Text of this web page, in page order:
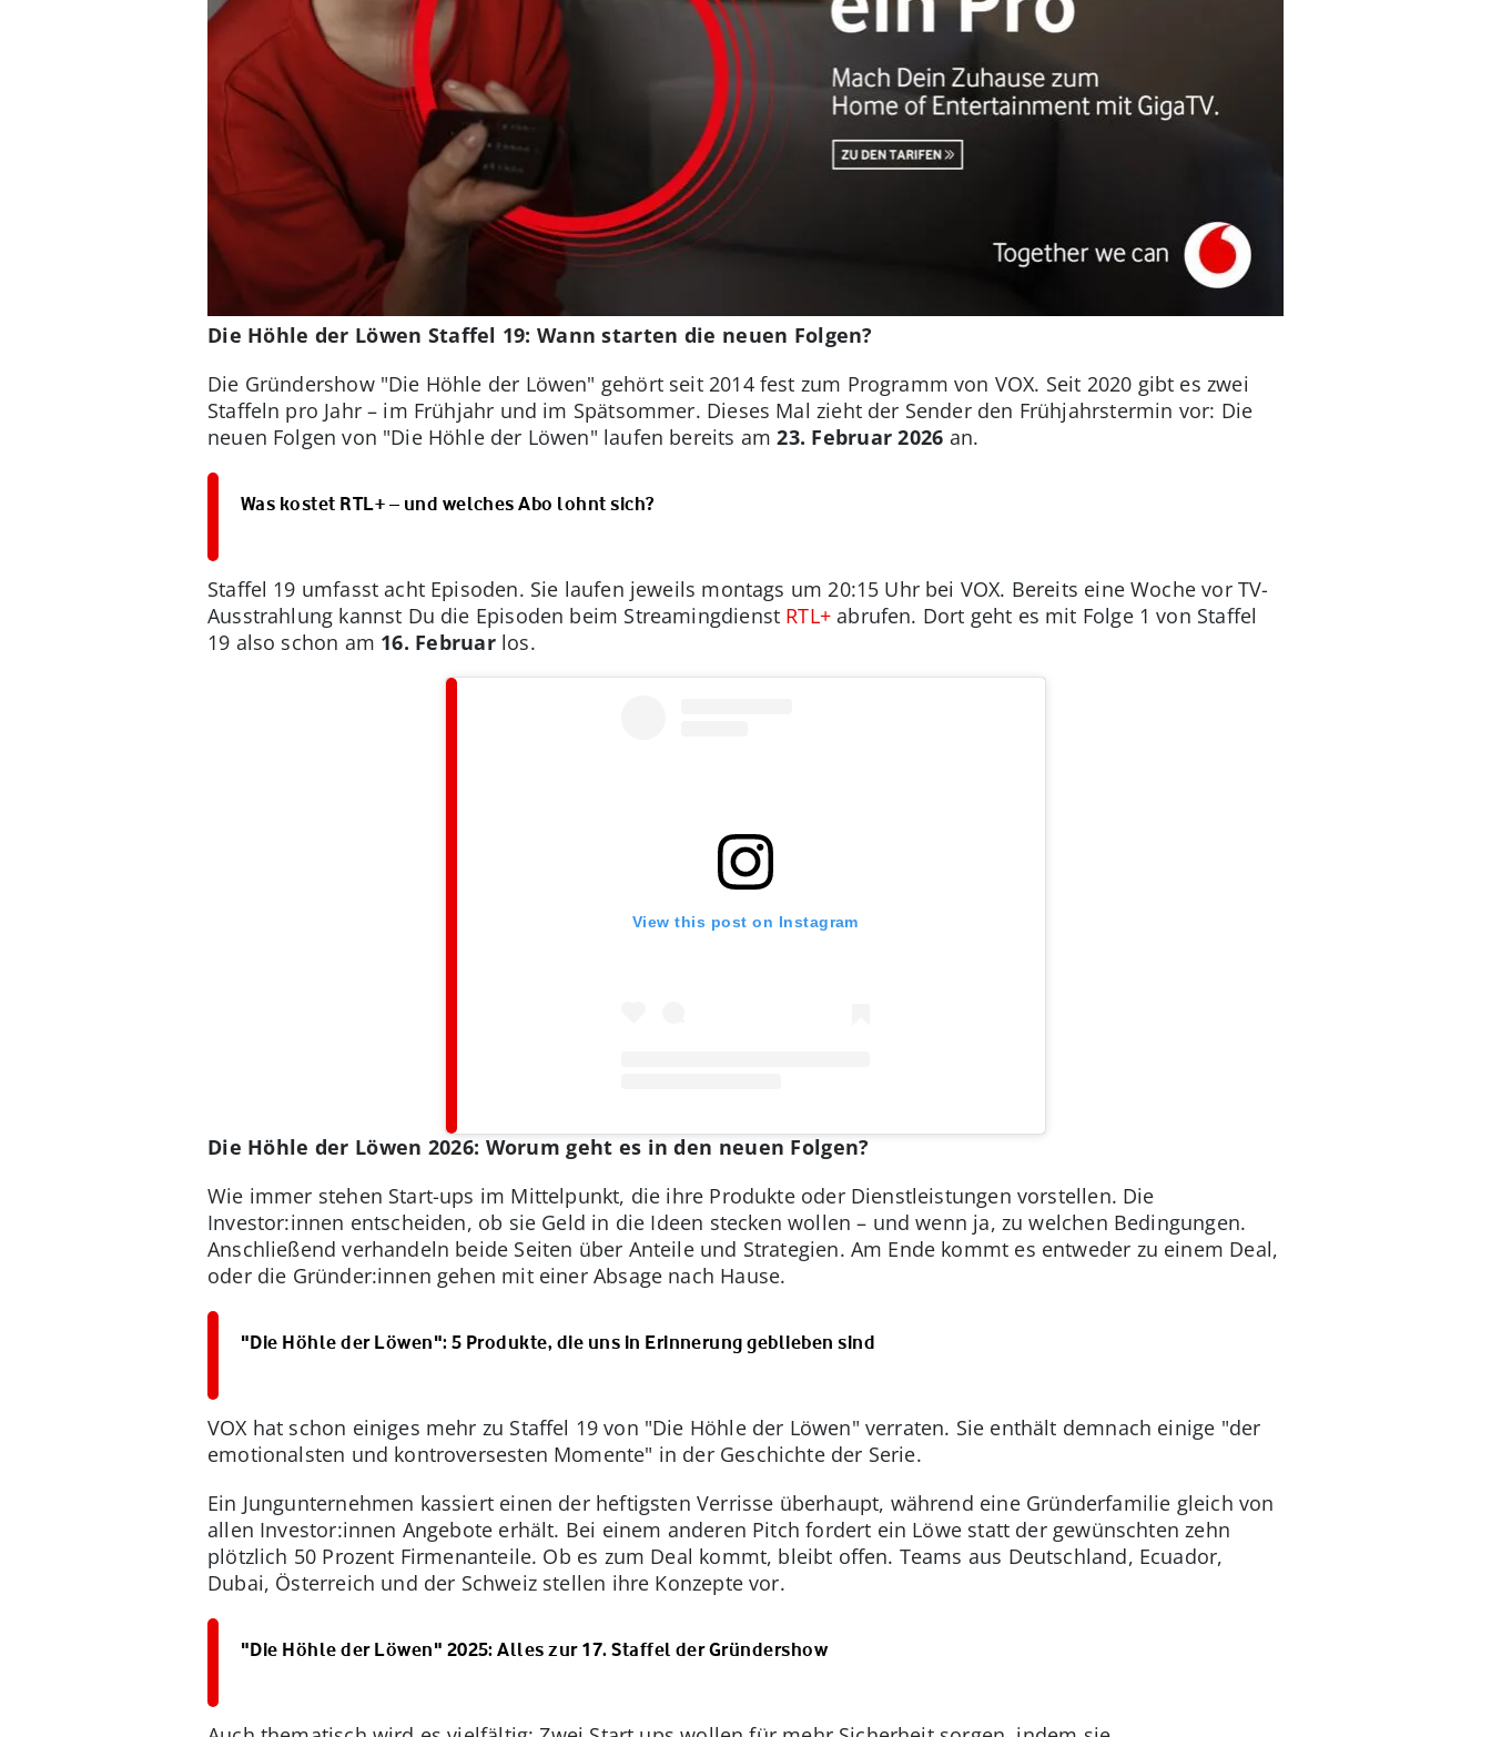
Die Höhle der Löwen Staffel 19: Wann starten die neuen Folgen?
Die Gründershow "Die Höhle der Löwen" gehört seit 2014 fest zum Programm von VOX. Seit 2020 gibt es zwei
Staffeln pro Jahr – im Frühjahr und im Spätsommer. Dieses Mal zieht der Sender den Frühjahrstermin vor: Die
neuen Folgen von "Die Höhle der Löwen" laufen bereits am23. Februar 2026 an.
Was kostet RTL+ – und welches Abo lohnt sich?
Staffel 19 umfasst acht Episoden. Sie laufen jeweils montags um 20:15 Uhr bei VOX. Bereits eine Woche vor TV-
Ausstrahlung kannst Du die Episoden beim Streamingdienst RTL+ abrufen. Dort geht es mit Folge 1 von Staffel
19 also schon am 16. Februarlos.
View this post on Instagram
Die Höhle der Löwen 2026: Worum geht es in den neuen Folgen?
Wie immer stehen Start-ups im Mittelpunkt, die ihre Produkte oder Dienstleistungen vorstellen. Die
Investor:innen entscheiden, ob sie Geld in die Ideen stecken wollen – und wenn ja, zu welchen Bedingungen.
Anschließend verhandeln beide Seiten über Anteile und Strategien. Am Ende kommt es entweder zu einem Deal,
oder die Gründer:innen gehen mit einer Absage nach Hause.
"Die Höhle der Löwen": 5 Produkte, die uns in Erinnerung geblieben sind
VOX hat schon einiges mehr zu Staffel 19 von "Die Höhle der Löwen" verraten. Sie enthält demnach einige "der
emotionalsten und kontroversesten Momente" in der Geschichte der Serie.
Ein Jungunternehmen kassiert einen der heftigsten Verrisse überhaupt, während eine Gründerfamilie gleich von
allen Investor:innen Angebote erhält. Bei einem anderen Pitch fordert ein Löwe statt der gewünschten zehn
plötzlich 50 Prozent Firmenanteile. Ob es zum Deal kommt, bleibt offen. Teams aus Deutschland, Ecuador,
Dubai, Österreich und der Schweiz stellen ihre Konzepte vor.
"Die Höhle der Löwen" 2025: Alles zur 17. Staffel der Gründershow